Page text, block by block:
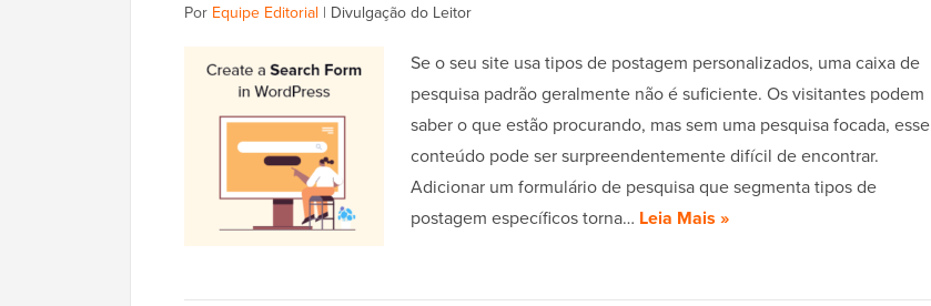
Por Equipe Editorial | Divulgação do Leitor
Se o seu site usa tipos de postagem personalizados, uma caixa de
pesquisa padrão geralmente não é suficiente. Os visitantes podem
saber o que estão procurando, mas sem uma pesquisa focada, esse
conteúdo pode ser surpreendentemente difícil de encontrar.
Adicionar um formulário de pesquisa que segmenta tipos de
postagem específicos torna… Leia Mais »